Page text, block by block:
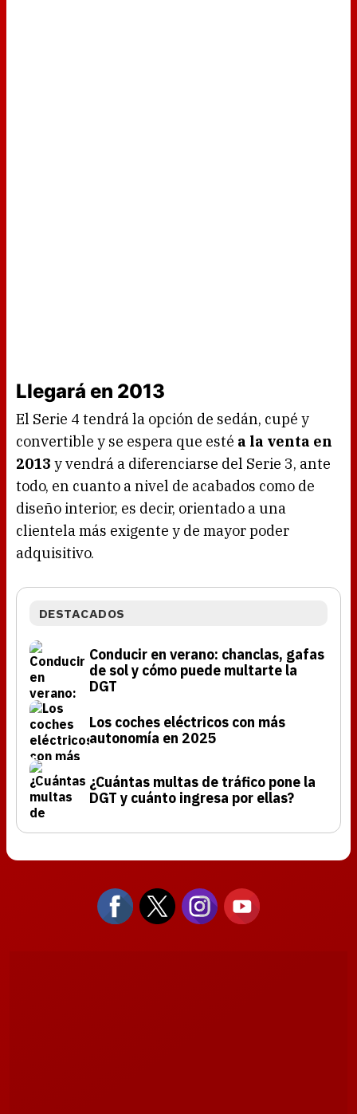
Llegará en 2013
El Serie 4 tendrá la opción de sedán, cupé y
convertible y se espera que esté a la venta en
2013 y vendrá a diferenciarse del Serie 3, ante
todo, en cuanto a nivel de acabados como de
diseño interior, es decir, orientado a una
clientela más exigente y de mayor poder
adquisitivo.
DESTACADOS
Conducir en verano: chanclas, gafas
de sol y cómo puede multarte la
DGT
Los coches eléctricos con más
autonomía en 2025
¿Cuántas multas de tráfico pone la
DGT y cuánto ingresa por ellas?